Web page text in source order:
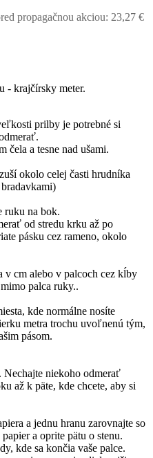
propagačnou akciou: 23,27 €
- krajčírsky meter.
prilby je potrebné si
čela a tesne nad ušami.
okolo celej časti hrudníka
ruku na bok.
od stredu krku až po
pásku cez rameno, okolo
cm alebo v palcoch cez kĺby
palca ruky..
kde normálne nosíte
metra trochu uvoľnenú tým,
pásom.
Nechajte niekoho odmerať
až k päte, kde chcete, aby si
a jednu hranu zarovnajte so
a oprite pätu o stenu.
kde sa končia vaše palce.